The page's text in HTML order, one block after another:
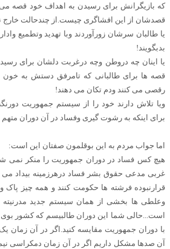
که بازیگرانش برای رسیدن به اهداف خود قصه
قصدشان از این افشاگری چیست.از چندحالت
یا طالبان سرشان زورآوردند وبا تهدید وتطمیع
بدبگویند!
یا اینان چه دروطن وچه درغربت دلشان برای
قصه ها برای طالبانی که تامرفق دستش به
رقصی می کنند ودم تکان می دهند!
ویا تلاش دارند خود را از سیستم جمهوریت
برای اینکه به رشوت گیری وفساد در آن دوران
اما جواب مردم به این بوقلمون صفتان این است:
هیچ کس فساد در دوران جمهوریت را منکر نمی
غربی مدعی حقوق بشر فساد درهرزمینه بیداد
قرارنبوده فرشته ها حکومت کنند و همه چیز پاک
وعلطی ها بخشی از همان سیستم جدید
است...حالی شما این دوران طالبیسم که کشور
با دوران جمهوریت مقایسه کنید.اگر در آن زمان
آن صدها مشکل داریم اگر در آن زمان دمکراسی